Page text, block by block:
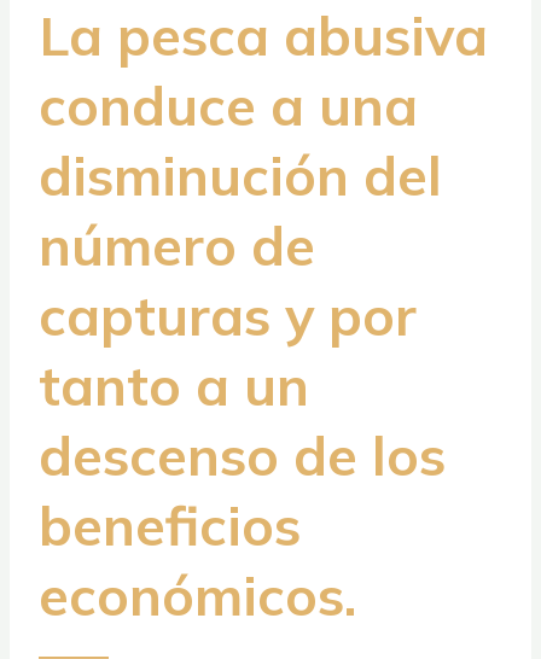
La pesca abusiva
conduce a una
disminución del
número de
capturas y por
tanto a un
descenso de los
beneficios
económicos.